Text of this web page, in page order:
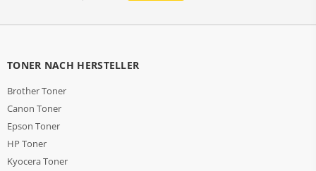
TONER NACH HERSTELLER
Brother Toner
Canon Toner
Epson Toner
HP Toner
Kyocera Toner